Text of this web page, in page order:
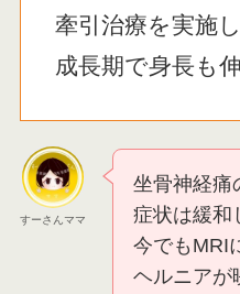
牽引治療を実施
成長期で身長も
すーさんママ
坐骨神経痛
症状は緩和
今でもMRI
ヘルニアが